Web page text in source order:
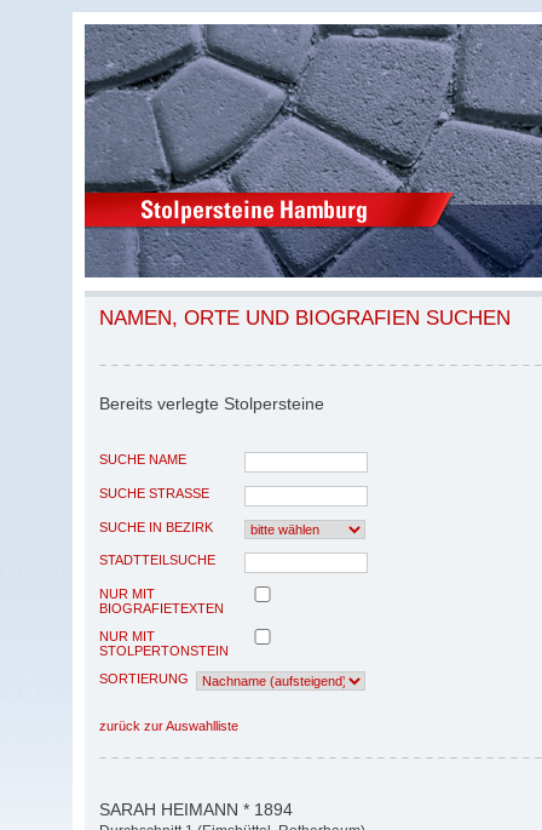
NAMEN, ORTE UND BIOGRAFIEN SUCHEN
Bereits verlegte Stolpersteine
SUCHE NAME
SUCHE STRASSE
SUCHE IN BEZIRK
STADTTEILSUCHE
NUR MIT
BIOGRAFIETEXTEN
NUR MIT
STOLPERTONSTEIN
SORTIERUNG
zurück zur Auswahlliste
SARAH HEIMANN * 1894